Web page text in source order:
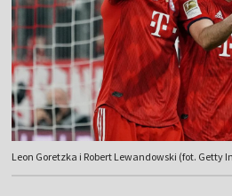
Leon Goretzka i Robert Lewandowski (fot. Getty